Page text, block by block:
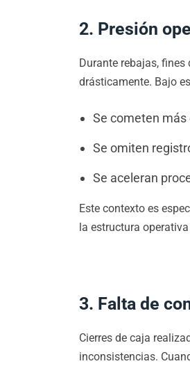
2. Presión
Durante rebajas,
drásticamente. Bajo
Se cometen más
Se omiten
Se aceleran
Este contexto es
la estructura
3. Falta de
Cierres de caja
inconsistencias.